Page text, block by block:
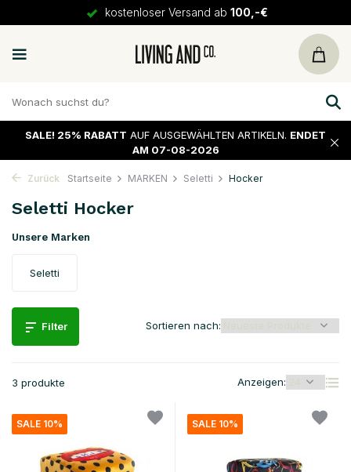
kostenloser Versand ab 100,-€
SALE! 25% RABATT AUF AUSGEWÄHLTEN ARTIKELN. ENDET
AM 07-08-2026
Zurück Startseite MARKEN Seletti Hocker
Seletti Hocker
Unsere Marken
Seletti
Filter
3 produkte Anzeigen:
Sortieren nach:
SALE 10% SALE 10%